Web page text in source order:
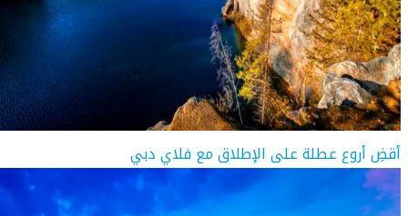
أقضِ أروع عطلة على الإطلاق مع فلاي دبي